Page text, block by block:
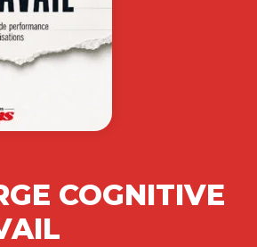
COGNITIVE